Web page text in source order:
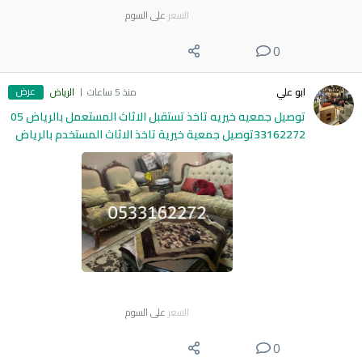
السعر على السوم
0
ابو علي منذ 5 ساعات الرياض عرض
توصيل جمعيه خيريه تاخذ تستقبل الاثاث المستعمل بالرياض 05
33162272توصيل جمعية خيرية تاخذ الاثاث المستخدم بالرياض
السعر على السوم
0